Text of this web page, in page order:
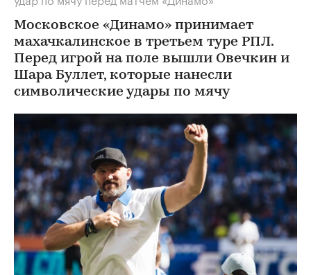
Московское «Динамо» принимает
махачкалинское в третьем туре РПЛ.
Перед игрой на поле вышли Овечкин и
Шара Буллет, которые нанесли
символические удары по мячу